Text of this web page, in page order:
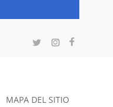
MAPA DEL SITIO